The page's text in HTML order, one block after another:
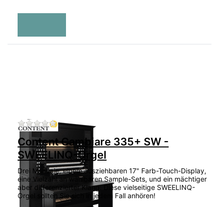
Zu diesem Produkt liegen noch keine
Content Cambiare 335+ SW -
SWEELINQ-Orgel
Drei Manuale, einem ausziehbaren 17" Farb-Touch-Display,
eine Vielzahl an wählbaren Sample-Sets, und ein mächtiger
aber differenzierter Klang: Diese vielseitige SWEELINQ-
Orgel sollten Sie sich in jedem Fall anhören!